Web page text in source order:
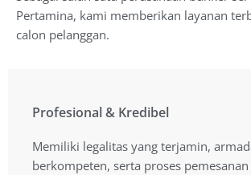
Pertamina, kami memberikan layanan
calon pelanggan.
Profesional & Kredibel
Memiliki legalitas yang terjamin,
berkompeten, serta proses
Profesional & Kredibel
Memiliki legalitas yang terjamin,
berkompeten, serta proses pemesanan